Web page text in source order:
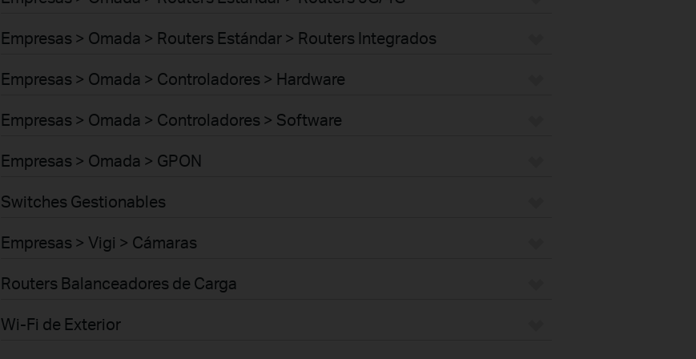
Empresas > Omada > Routers Estándar > Routers Integrados
Empresas > Omada > Controladores > Hardware
Empresas > Omada > Controladores > Software
Empresas > Omada > GPON
Switches Gestionables
Empresas > Vigi > Cámaras
Routers Balanceadores de Carga
Wi-Fi de Exterior